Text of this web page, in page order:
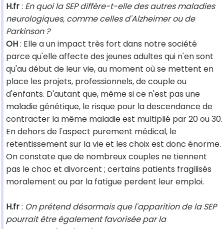
H.fr: En quoi la SEP diffère-t-elle des autres maladies
neurologiques, comme celles d'Alzheimer ou de
Parkinson ?
OH: Elle a un impact très fort dans notre société
parce qu'elle affecte des jeunes adultes qui n'en sont
qu'au début de leur vie, au moment où se mettent en
place les projets, professionnels, de couple ou
d'enfants. D'autant que, même si ce n'est pas une
maladie génétique, le risque pour la descendance de
contracter la même maladie est multiplié par 20 ou 30.
En dehors de l'aspect purement médical, le
retentissement sur la vie et les choix est donc énorme.
On constate que de nombreux couples ne tiennent
pas le choc et divorcent ; certains patients fragilisés
moralement ou par la fatigue perdent leur emploi.
H.fr: On prétend désormais que l'apparition de la SEP
pourrait être également favorisée par la